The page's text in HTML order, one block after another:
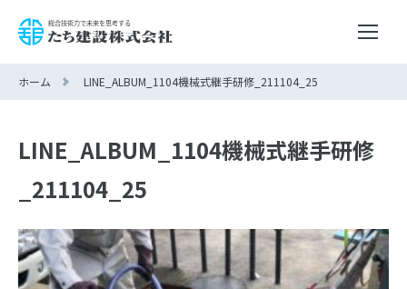
ホーム LINE_ALBUM_1104機械式継手研修_211104_25
LINE_ALBUM_1104機械式継手研修
_211104_25